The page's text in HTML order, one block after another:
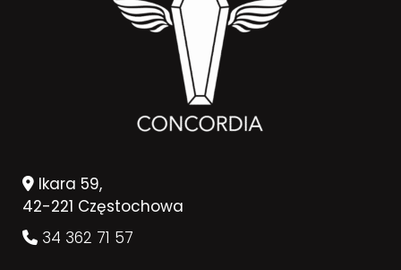
Ikara 59,
42-221 Częstochowa
34 362 71 57